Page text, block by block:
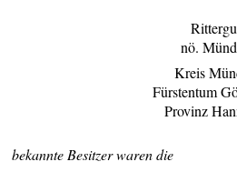
nö.
Kreis
Fürstentum
Provinz
bekannte Besitzer waren die